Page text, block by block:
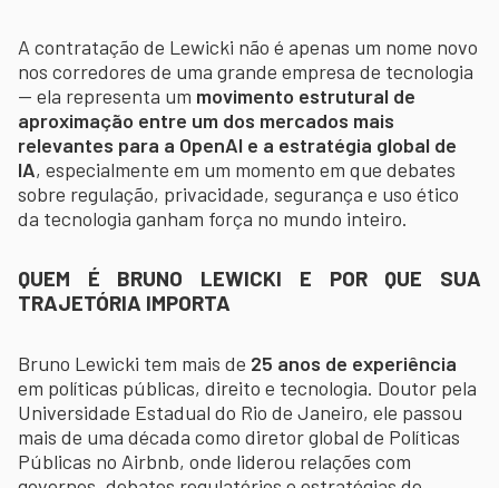
A contratação de Lewicki não é apenas um nome novo
nos corredores de uma grande empresa de tecnologia
— ela representa um movimento estrutural de
aproximação entre um dos mercados mais
relevantes para a OpenAI e a estratégia global de
IA, especialmente em um momento em que debates
sobre regulação, privacidade, segurança e uso ético
da tecnologia ganham força no mundo inteiro.
QUEM É BRUNO LEWICKI E POR QUE SUA
TRAJETÓRIA IMPORTA
Bruno Lewicki tem mais de 25 anos de experiência
em políticas públicas, direito e tecnologia. Doutor pela
Universidade Estadual do Rio de Janeiro, ele passou
mais de uma década como diretor global de Políticas
Públicas no Airbnb, onde liderou relações com